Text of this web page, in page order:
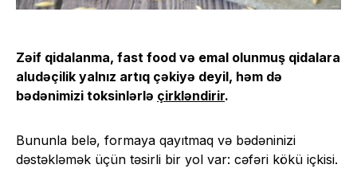
Zəif qidalanma, fast food və emal olunmuş qidalara
aludəçilik yalnız artıq çəkiyə deyil, həm də
bədənimizi toksinlərlə çirkləndirir.
Bununla belə, formaya qayıtmaq və bədəninizi
dəstəkləmək üçün təsirli bir yol var: cəfəri kökü içkisi.